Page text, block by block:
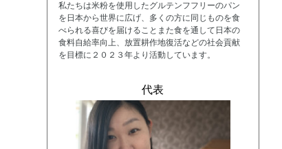
私たちは米粉を使用したグルテンフフリーのパン
を日本から世界に広げ、多くの方に同じものを食
べられる喜びを届けることまた食を通して日本の
食料自給率向上、放置耕作地復活などの社会貢献
を目標に２０２３年より活動しています。
代表